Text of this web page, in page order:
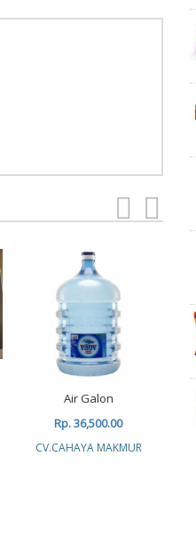
Air Galon
Rp. 36,500.00
CV.CAHAYA MAKMUR